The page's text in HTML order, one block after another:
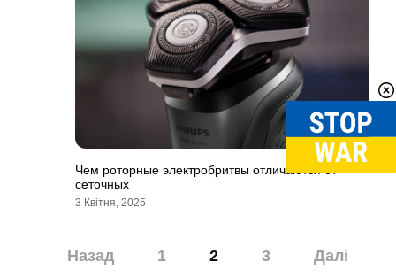
Чем роторные электробритвы отличаются от
сеточных
3 Квітня, 2025
НавігаціяНазад 1 2 3 Далі